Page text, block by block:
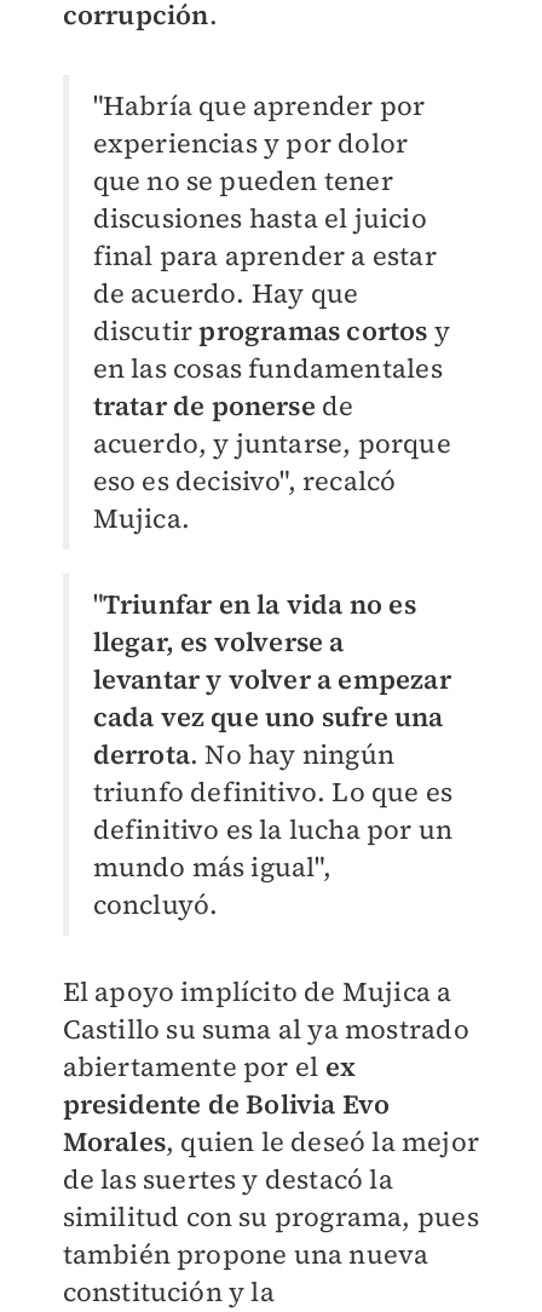
corrupción.
"Habría que aprender por
experiencias y por dolor
que no se pueden tener
discusiones hasta el juicio
final para aprender a estar
de acuerdo. Hay que
discutirprogramas cortos y
en las cosas fundamentales
tratar de ponerse de
acuerdo, y juntarse, porque
eso es decisivo", recalcó
Mujica.
"Triunfar en la vida no es
llegar, es volverse a
levantar y volver a empezar
cada vez que uno sufre una
derrota. No hay ningún
triunfo definitivo. Lo que es
definitivo es la lucha por un
mundo más igual",
concluyó.
El apoyo implícito de Mujica a
Castillo su suma al ya mostrado
abiertamente por el ex
presidente de Bolivia Evo
Morales, quien le deseó la mejor
de las suertes y destacó la
similitud con su programa, pues
también propone una nueva
constitución y la